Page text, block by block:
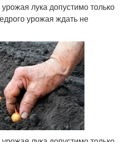
лука допустимо только
урожая ждать не